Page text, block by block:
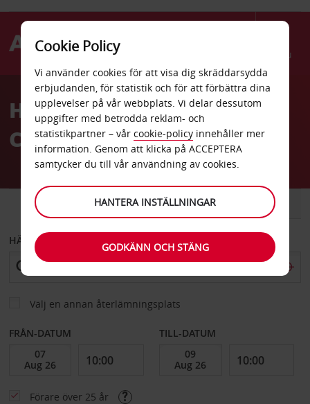
Menu
AvisHyrbil Pointe aux
Canonniers
SKÅPBIL
HÄMTA FRÅN
Välj en annan återlämningsplats
FRÅN-DATUM TILL-DATUM
Förare över 25 år
Cookie Policy
Vi använder cookies för att visa dig skräddarsydda
erbjudanden, för statistik och för att förbättra dina
upplevelser på vår webbplats. Vi delar dessutom
uppgifter med betrodda reklam- och
statistikpartner – vår cookie-policy innehåller mer
information. Genom att klicka på ACCEPTERA
samtycker du till vår användning av cookies.
HANTERA INSTÄLLNINGAR
GODKÄNN OCH STÄNG